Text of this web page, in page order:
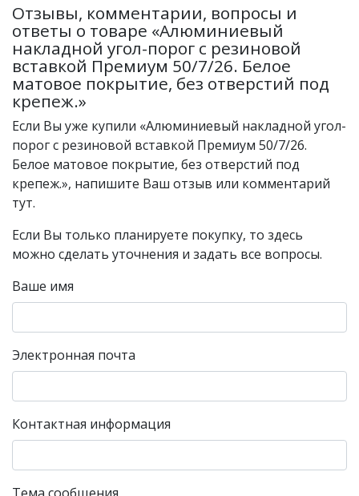
Отзывы, комментарии, вопросы и
ответы о товаре «Алюминиевый
накладной угол-порог с резиновой
вставкой Премиум 50/7/26. Белое
матовое покрытие, без отверстий под
крепеж.»
Если Вы уже купили «Алюминиевый накладной угол-
порог с резиновой вставкой Премиум 50/7/26.
Белое матовое покрытие, без отверстий под
крепеж.», напишите Ваш отзыв или комментарий
тут.
Если Вы только планируете покупку, то здесь
можно сделать уточнения и задать все вопросы.
Ваше имя
Электронная почта
Контактная информация